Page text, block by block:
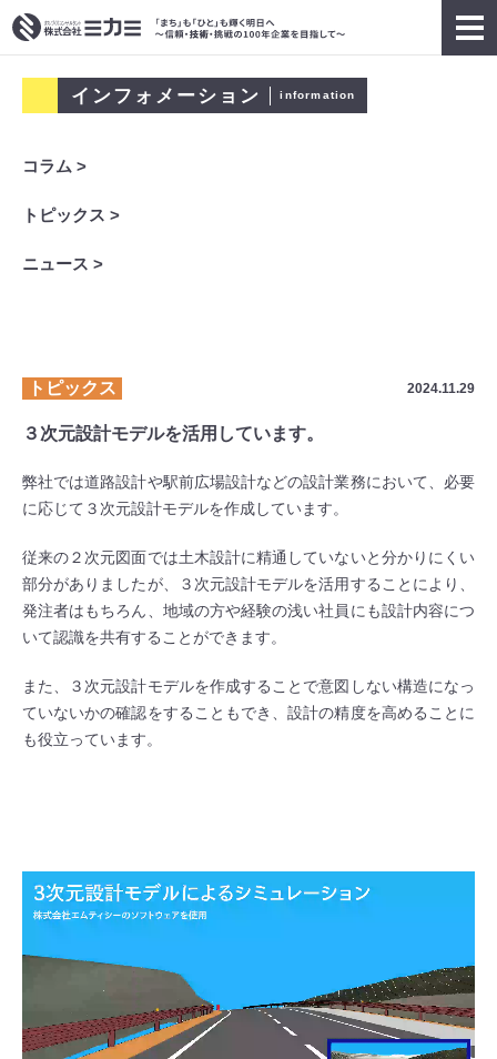
インフォメーション information
コラム >
トピックス >
ニュース >
トピックス 2024.11.29
３次元設計モデルを活用しています。
弊社では道路設計や駅前広場設計などの設計業務において、必要
に応じて３次元設計モデルを作成しています。
従来の２次元図面では土木設計に精通していないと分かりにくい
部分がありましたが、３次元設計モデルを活用することにより、
発注者はもちろん、地域の方や経験の浅い社員にも設計内容につ
いて認識を共有することができます。
また、３次元設計モデルを作成することで意図しない構造になっ
ていないかの確認をすることもでき、設計の精度を高めることに
も役立っています。